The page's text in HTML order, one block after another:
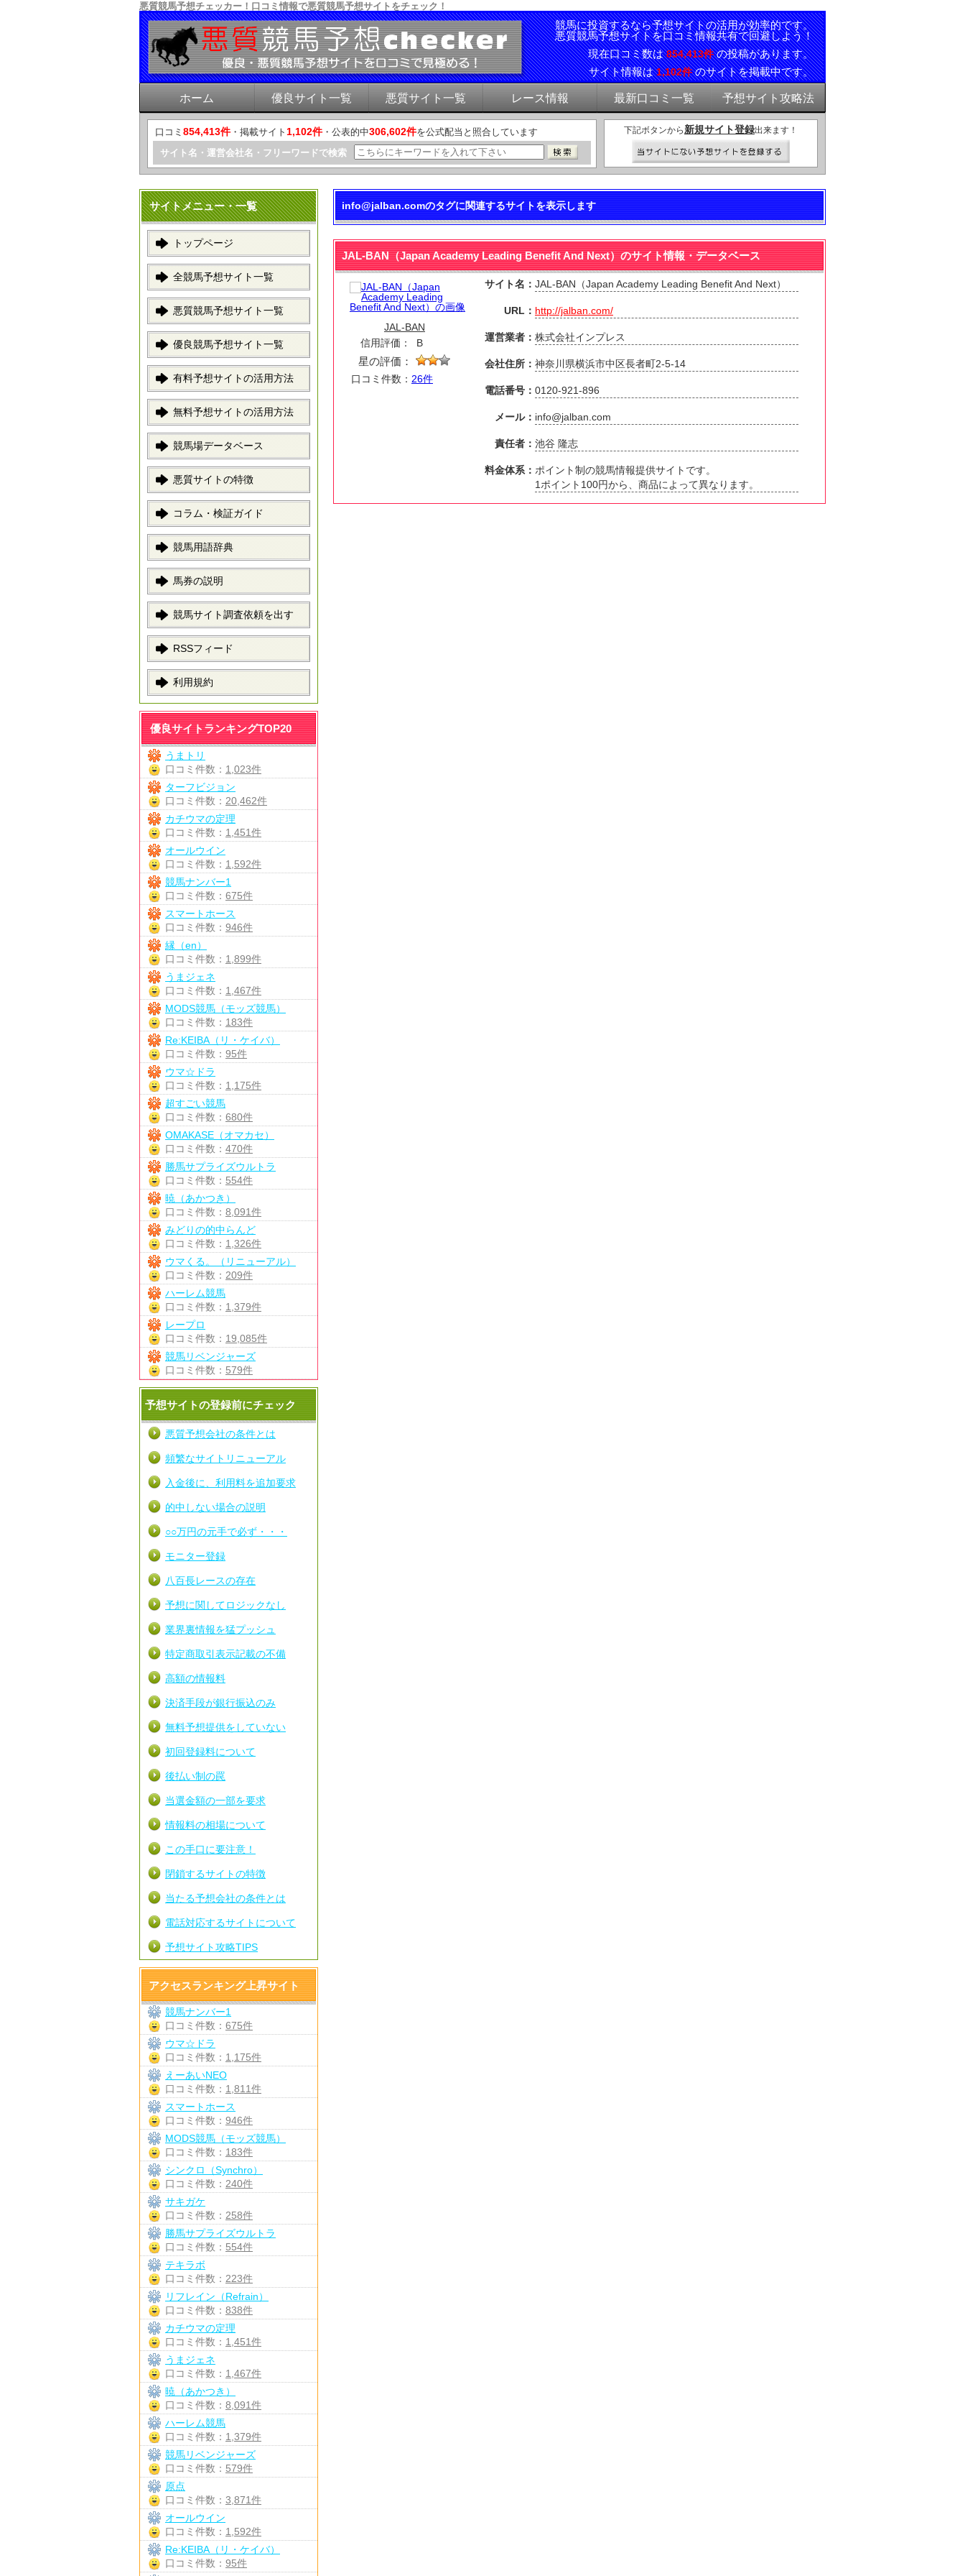
悪質競馬予想チェッカー！口コミ情報で悪質競馬予想サイトをチェック！
競馬に投資するなら予想サイトの活用が効率的です。
悪質競馬予想サイトを口コミ情報共有で回避しよう！
現在口コミ数は854,413件の投稿があります。
サイト情報は1,102件のサイトを掲載中です。
ホーム 優良サイト一覧 悪質サイト一覧 レース情報 最新口コミ一覧 予想サイト攻略法
口コミ 854,413件・掲載サイト 1,102件・公表的中306,602件を公式配当と照合しています
サイト名・運営会社名・フリーワードで検索
下記ボタンから 新規サイト登録出来ます！
サイトメニュー・一覧
トップページ
全競馬予想サイト一覧
悪質競馬予想サイト一覧
優良競馬予想サイト一覧
有料予想サイトの活用方法
無料予想サイトの活用方法
競馬場データベース
悪質サイトの特徴
コラム・検証ガイド
競馬用語辞典
馬券の説明
競馬サイト調査依頼を出す
RSSフィード
利用規約
優良サイトランキングTOP20
うまトリ
口コミ件数： 1,023件
ターフビジョン
口コミ件数： 20,462件
カチウマの定理
口コミ件数： 1,451件
オールウイン
口コミ件数： 1,592件
競馬ナンバー1
口コミ件数： 675件
スマートホース
口コミ件数： 946件
縁（en）
口コミ件数： 1,899件
うまジェネ
口コミ件数： 1,467件
MODS競馬（モッズ競馬）
口コミ件数： 183件
Re:KEIBA（リ・ケイバ）
口コミ件数： 95件
ウマ☆ドラ
口コミ件数： 1,175件
超すごい競馬
口コミ件数： 680件
OMAKASE（オマカセ）
口コミ件数： 470件
勝馬サプライズウルトラ
口コミ件数： 554件
暁（あかつき）
口コミ件数： 8,091件
みどりの的中らんど
口コミ件数： 1,326件
ウマくる。（リニューアル）
口コミ件数： 209件
ハーレム競馬
口コミ件数： 1,379件
レープロ
口コミ件数： 19,085件
競馬リベンジャーズ
口コミ件数： 579件
予想サイトの登録前にチェック
悪質予想会社の条件とは
頻繁なサイトリニューアル
入金後に、利用料を追加要求
的中しない場合の説明
○○万円の元手で必ず・・・
モニター登録
八百長レースの存在
予想に関してロジックなし
業界裏情報を猛プッシュ
特定商取引表示記載の不備
高額の情報料
決済手段が銀行振込のみ
無料予想提供をしていない
初回登録料について
後払い制の罠
当選金額の一部を要求
情報料の相場について
この手口に要注意！
閉鎖するサイトの特徴
当たる予想会社の条件とは
電話対応するサイトについて
予想サイト攻略TIPS
アクセスランキング上昇サイト
競馬ナンバー1
口コミ件数： 675件
ウマ☆ドラ
口コミ件数： 1,175件
えーあいNEO
口コミ件数： 1,811件
スマートホース
口コミ件数： 946件
MODS競馬（モッズ競馬）
口コミ件数： 183件
シンクロ（Synchro）
口コミ件数： 240件
サキガケ
口コミ件数： 258件
勝馬サプライズウルトラ
口コミ件数： 554件
テキラボ
口コミ件数： 223件
リフレイン（Refrain）
口コミ件数： 838件
カチウマの定理
口コミ件数： 1,451件
うまジェネ
口コミ件数： 1,467件
暁（あかつき）
口コミ件数： 8,091件
ハーレム競馬
口コミ件数： 1,379件
競馬リベンジャーズ
口コミ件数： 579件
原点
口コミ件数： 3,871件
オールウイン
口コミ件数： 1,592件
Re:KEIBA（リ・ケイバ）
口コミ件数： 95件
info@jalban.comのタグに関連するサイトを表示します
JAL-BAN（Japan Academy Leading Benefit And Next）のサイト情報・データベース
JAL-BAN
信用評価：
B
星の評価：
口コミ件数： 26件
サイト名： JAL-BAN（Japan Academy Leading Benefit And Next）
URL： http://jalban.com/
運営業者： 株式会社インプレス
会社住所： 神奈川県横浜市中区長者町2-5-14
電話番号： 0120-921-896
メール： info@jalban.com
責任者： 池谷 隆志
料金体系： ポイント制の競馬情報提供サイトです。
1ポイント100円から、商品によって異なります。